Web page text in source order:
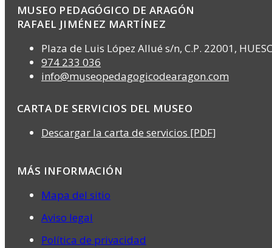
MUSEO PEDAGÓGICO DE ARAGÓN
RAFAEL JIMÉNEZ MARTÍNEZ
Plaza de Luis López Allué s/n, C.P. 22001,
974 233 036
info@museopedagogicodearagon.com
CARTA DE SERVICIOS DEL MUSEO
Descargar la carta de servicios [PDF]
MÁS INFORMACIÓN
Mapa del sitio
Aviso legal
Política de privacidad